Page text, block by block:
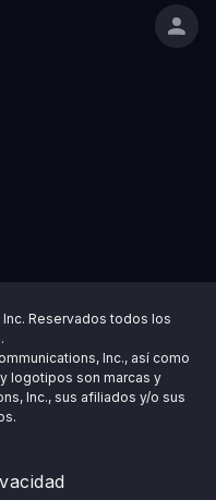
Reservados todos los
Inc., así como
logotipos son marcas y
Inc., sus afiliados y/o sus